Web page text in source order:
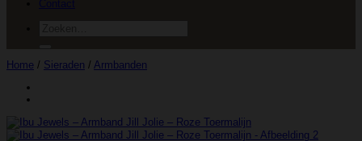
Home / Sieraden / Armbanden